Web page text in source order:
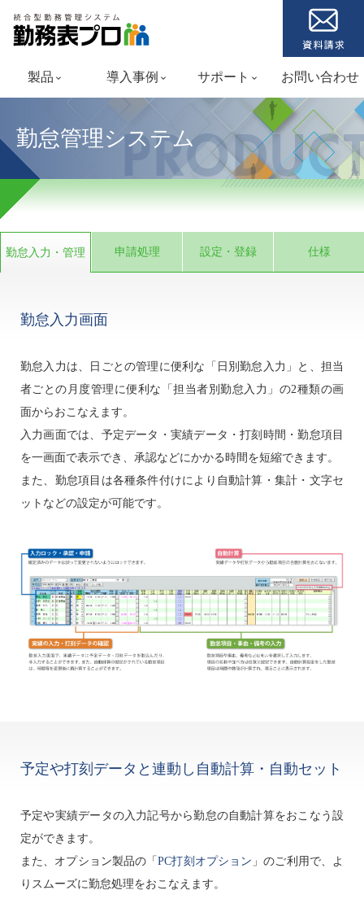
製品 keyboard_arrow_down 導入事例 keyboard_arrow_down サポート keyboard_arrow_down お問い合わせ
勤怠管理システム
勤怠入力・管理 申請処理 設定・登録 仕様
勤怠入力画面
勤怠入力は、日ごとの管理に便利な「日別勤怠入力」と、担当
者ごとの月度管理に便利な「担当者別勤怠入力」の2種類の画
面からおこなえます。
入力画面では、予定データ・実績データ・打刻時間・勤怠項目
を一画面で表示でき、承認などにかかる時間を短縮できます。
また、勤怠項目は各種条件付けにより自動計算・集計・文字セ
ットなどの設定が可能です。
予定や打刻データと連動し自動計算・自動セット
予定や実績データの入力記号から勤怠の自動計算をおこなう設
定ができます。
また、オプション製品の「PC打刻オプション 」のご利用で、よ
りスムーズに勤怠処理をおこなえます。